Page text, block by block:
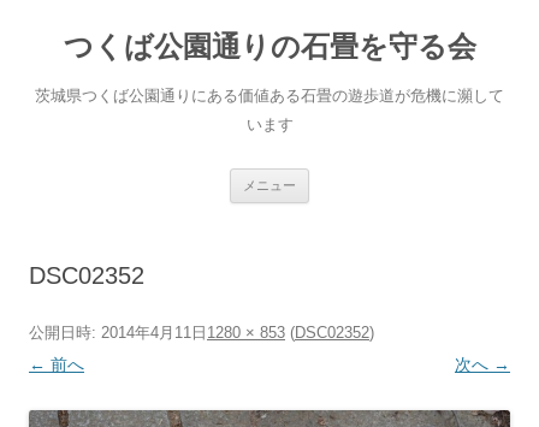
へ
ス
つくば公園通りの石畳を守る会
茨城県つくば公園通りにある価値ある石畳の遊歩道が危機に瀕して
います
メニュー
DSC02352
公開日時: 2014年4月11日 1280 × 853 (DSC02352)
← 前へ 次へ →